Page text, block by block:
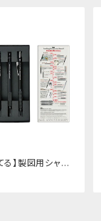
】製図用シャー
限定3本セット